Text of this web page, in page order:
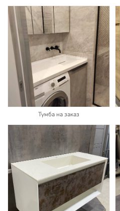
Тумба на заказ